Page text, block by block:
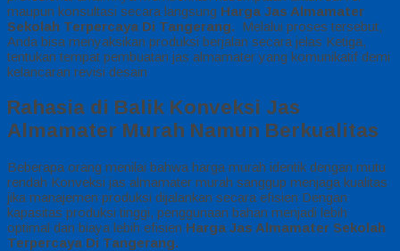
maupun konsultasi secara langsung Harga Jas Almamater
Sekolah Terpercaya Di Tangerang. Melalui proses tersebut,
Anda bisa menyaksikan produksi berjalan secara jelas Ketiga,
tentukan tempat pembuatan jas almamater yang komunikatif demi
kelancaran revisi desain
Rahasia di Balik Konveksi Jas
Almamater Murah Namun Berkualitas
Beberapa orang menilai bahwa harga murah identik dengan mutu
rendah Konveksi jas almamater murah sanggup menjaga kualitas
jika manajemen produksi dijalankan secara efisien Dengan
kapasitas produksi tinggi, penggunaan bahan menjadi lebih
optimal dan biaya lebih efisien Harga Jas Almamater Sekolah
Terpercaya Di Tangerang.